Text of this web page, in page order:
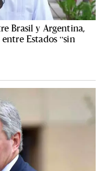
Brasil y Argentina,
Estados “sin